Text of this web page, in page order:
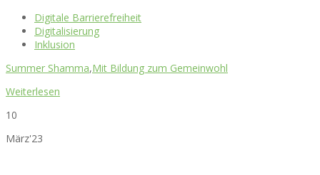
Digitale Barrierefreiheit
Digitalisierung
Inklusion
Summer Shamma,Mit Bildung zum Gemeinwohl
Weiterlesen
10
März'23